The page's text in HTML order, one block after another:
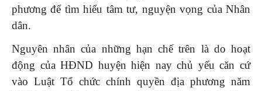
phương để tìm hiểu tâm tư, nguyện vọng của Nhân
dân.
Nguyên nhân của những hạn chế trên là do hoạt
động của HĐND huyện hiện nay chủ yếu căn cứ
vào Luật Tổ chức chính quyền địa phương năm